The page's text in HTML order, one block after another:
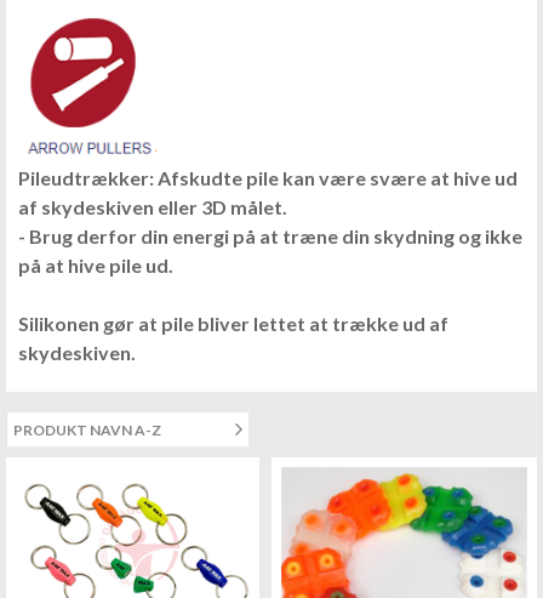
Pileudtrækker: Afskudte pile kan være svære at hive ud
af skydeskiven eller 3D målet.
- Brug derfor din energi på at træne din skydning og ikke
på at hive pile ud.
Silikonen gør at pile bliver lettet at trække ud af
skydeskiven.